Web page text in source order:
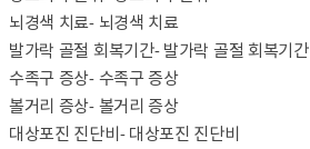
뇌경색 치료- 뇌경색 치료
발가락 골절 회복기간- 발가락 골절 회복기간
수족구 증상- 수족구 증상
볼거리 증상- 볼거리 증상
대상포진 진단비- 대상포진 진단비